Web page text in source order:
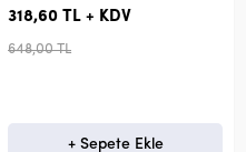
159,30 TL + KDV